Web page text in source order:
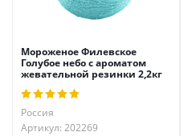
Мороженое Филевское
Голубое небо с ароматом
жевательной резинки 2,2кг
Россия
Артикул: 202269